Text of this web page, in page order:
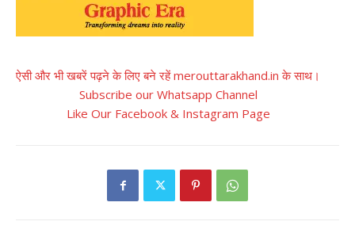
ऐसी और भी खबरें पढ़ने के लिए बने रहें merouttarakhand.in के साथ।
Subscribe our Whatsapp Channel
Like Our Facebook & Instagram Page